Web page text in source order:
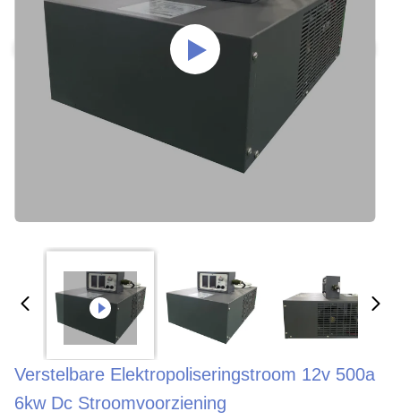
Verstelbare Elektropoliseringstroom 12v 500a
6kw Dc Stroomvoorziening